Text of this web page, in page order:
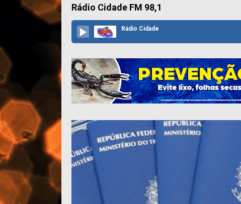
Rádio Cidade FM 98,1
Rádio Cidade